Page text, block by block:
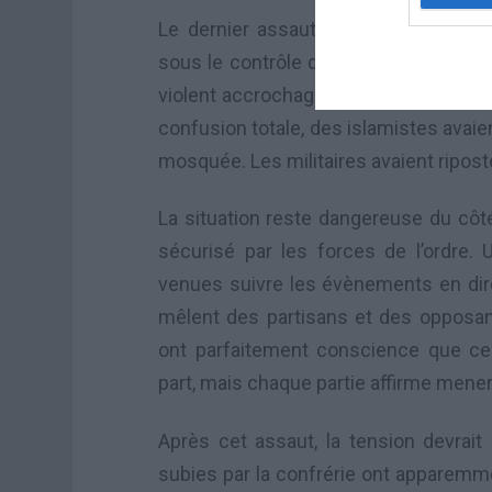
Le dernier assaut a donc été
sous le contrôle des forces de
violent accrochage, qui a eu lieu plus
confusion totale, des islamistes
mosquée. Les militaires avaient
La situation reste dangereuse du
sécurisé par les forces de l’ordre.
venues suivre les évènements en
mêlent des partisans et des
ont parfaitement conscience que
part, mais chaque partie affirme
Après cet assaut, la tension
subies par la confrérie ont